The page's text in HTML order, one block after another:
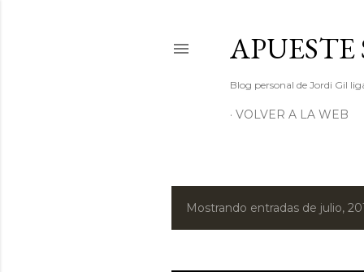
Blog personal de Jordi Gil
VOLVER A LA WEB
EMostrando entradas de julio,